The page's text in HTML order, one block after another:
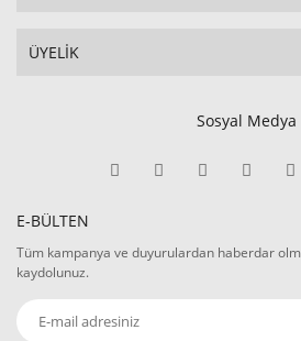
ÜYELİK
Sosyal Medya
E-BÜLTEN
Tüm kampanya ve duyurulardan haberdar
kaydolunuz.